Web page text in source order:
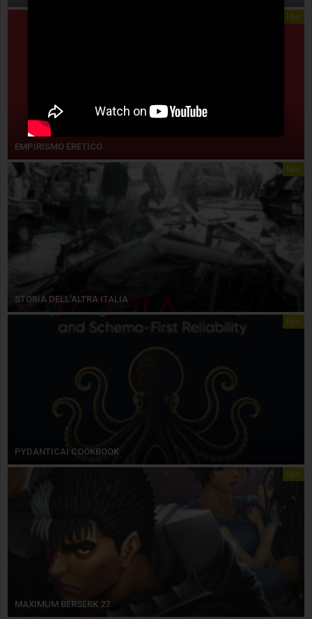
libri
EMPIRISMO ERETICO
libri
STORIA DELL’ALTRA ITALIA
libri
PYDANTICAI COOKBOOK
libri
MAXIMUM BERSERK 27